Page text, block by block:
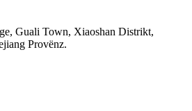
Guali Town, Xiaoshan Distrikt,
Provënz.